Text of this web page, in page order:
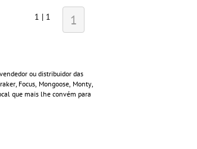
1 | 1 1
ou distribuidor das
Focus, Mongoose, Monty,
que mais lhe convém para